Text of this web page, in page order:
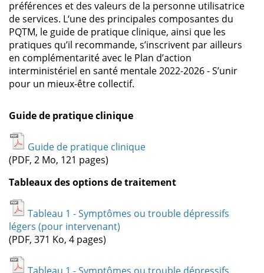
préférences et des valeurs de la personne utilisatrice
de services. L‘une des principales composantes du
PQTM, le guide de pratique clinique, ainsi que les
pratiques qu’il recommande, s’inscrivent par ailleurs
en complémentarité avec le Plan d’action
interministériel en santé mentale 2022-2026 - S’unir
pour un mieux-être collectif.
Guide de pratique clinique
Guide de pratique clinique
(PDF, 2 Mo, 121 pages)
Tableaux des options de traitement
Tableau 1 - Symptômes ou trouble dépressifs
légers (pour intervenant)
(PDF, 371 Ko, 4 pages)